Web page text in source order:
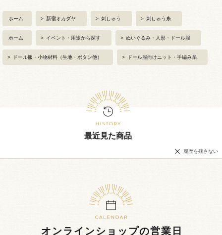
ホーム > 新宿オカダヤ > 刺しゅう > 刺しゅう糸
ホーム > イベント・用途から探す > ぬいぐるみ・人形・ドール服
> ドール服・小物材料（生地・ボタン他） > ドール服向けニット・手編み糸
最近見た商品
履歴を残さない
オンラインショップの営業日